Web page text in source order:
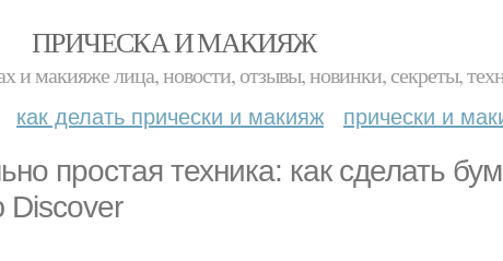
ПРИЧЕСКА И МАКИЯЖ
и макияже лица, новости, отзывы, новинки, секреты,
как делать прически и макияж прически и
простая техника: как сделать